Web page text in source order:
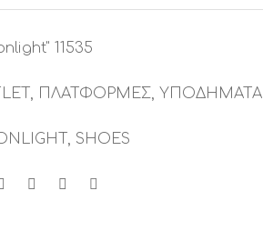
11535
, ΠΛΑΤΦΟΡΜΕΣ, ΥΠΟΔΗΜΑΤΑ
, SHOES